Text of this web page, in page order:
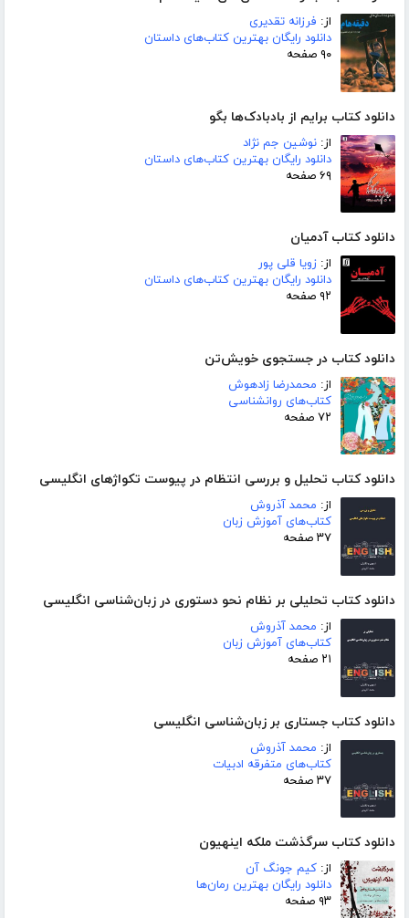
از: فرزانه تقدیری
دانلود رایگان بهترین کتاب‌های داستان
۹۰ صفحه
دانلود کتاب برایم از بادبادک‌ها بگو
از: نوشین جم نژاد
دانلود رایگان بهترین کتاب‌های داستان
۶۹ صفحه
دانلود کتاب آدمیان
از: زویا قلی پور
دانلود رایگان بهترین کتاب‌های داستان
۹۲ صفحه
دانلود کتاب در جستجوی خویش‌تن
از: محمدرضا زادهوش
کتاب‌های روانشناسی
۷۲ صفحه
دانلود کتاب تحلیل و بررسی انتظام در پیوست تکواژهای انگلیسی
از: محمد آذروش
کتاب‌های آموزش زبان
۳۷ صفحه
دانلود کتاب تحلیلی بر نظام نحو دستوری در زبان‌شناسی انگلیسی
از: محمد آذروش
کتاب‌های آموزش زبان
۲۱ صفحه
دانلود کتاب جستاری بر زبان‌شناسی انگلیسی
از: محمد آذروش
کتاب‌های متفرقه ادبیات
۳۷ صفحه
دانلود کتاب سرگذشت ملکه اینهیون
از: کیم جونگ آن
دانلود رایگان بهترین رمان‌ها
۹۳ صفحه